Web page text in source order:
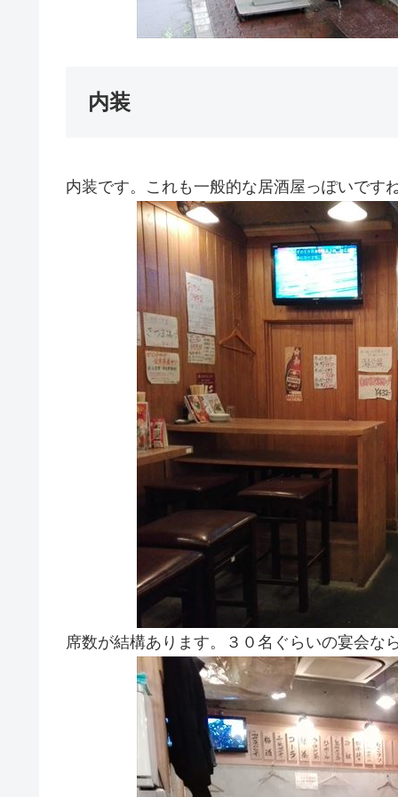
内装
内装です。これも一般的な居酒屋っぽいです
席数が結構あります。３０名ぐらいの宴会な